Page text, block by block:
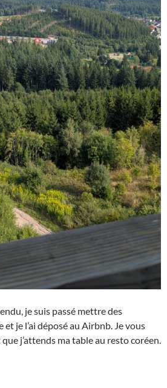
je suis passé mettre des
je l’ai déposé au Airbnb. Je vous
j’attends ma table au resto coréen.